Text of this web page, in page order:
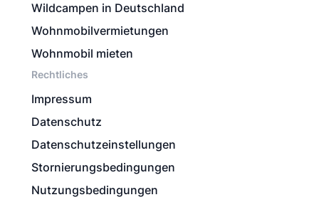
Wildcampen in Deutschland
Wohnmobilvermietungen
Wohnmobil mieten
Rechtliches
Impressum
Datenschutz
Datenschutzeinstellungen
Stornierungsbedingungen
Nutzungsbedingungen